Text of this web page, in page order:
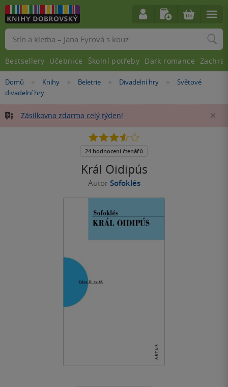
Nacházíte
se
Domů »Knihy »
Beletrie »
Divadelní hry »
Světové
divadelní hry
Zásilkovna zdarma celý týden!
Král Oidipús
Autor Sofoklés
3.5
5
24 hodnocení čtenářů
Vyhledávání
Bestsellery Učebnice Školní potřeby Dark romance